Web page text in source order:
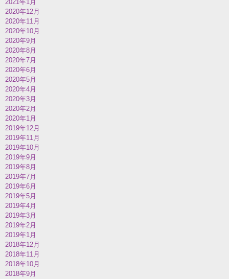
2021年1月
2020年12月
2020年11月
2020年10月
2020年9月
2020年8月
2020年7月
2020年6月
2020年5月
2020年4月
2020年3月
2020年2月
2020年1月
2019年12月
2019年11月
2019年10月
2019年9月
2019年8月
2019年7月
2019年6月
2019年5月
2019年4月
2019年3月
2019年2月
2019年1月
2018年12月
2018年11月
2018年10月
2018年9月